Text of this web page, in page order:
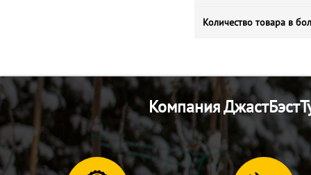
Количество товара в
Компания